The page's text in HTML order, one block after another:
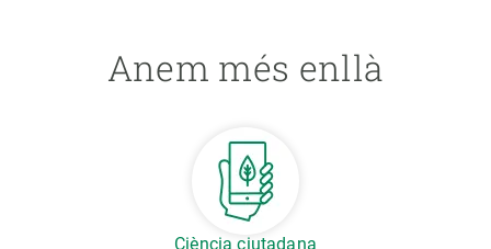
Anem més enllà
Ciència ciutadana